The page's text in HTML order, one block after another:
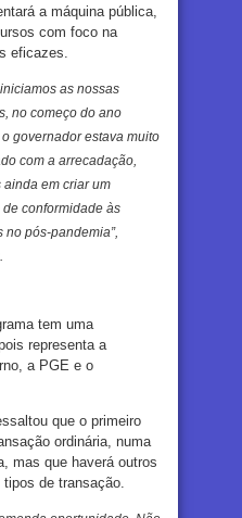
a máquina pública,
com foco na
eficazes.
as nossas
no começo do ano
governador estava muito
com a arrecadação,
ainda em criar um
conformidade às
no pós-pandemia”,
tem uma
representa a
a PGE e o
que o primeiro
ordinária, numa
mas que haverá outros
de transação.